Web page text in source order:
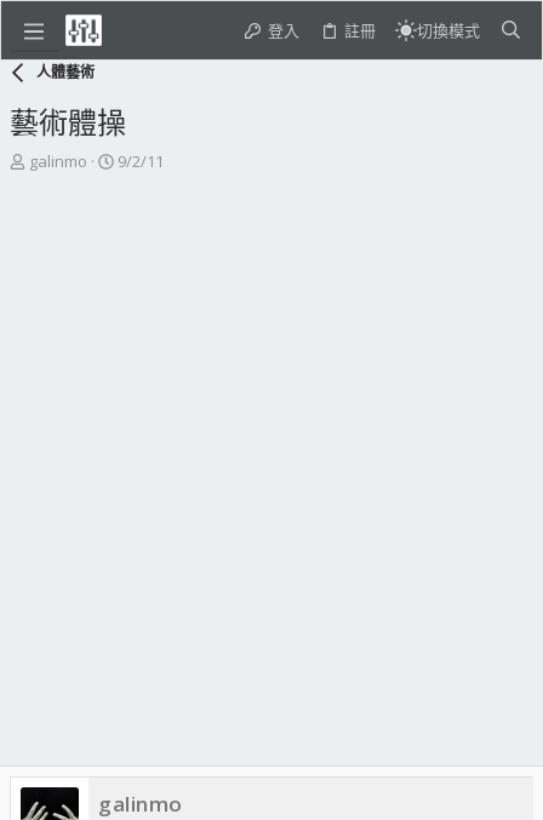
登入 註冊 切換模式
人體藝術
藝術體操
主
galinmo
開
9/2/11
galinmo